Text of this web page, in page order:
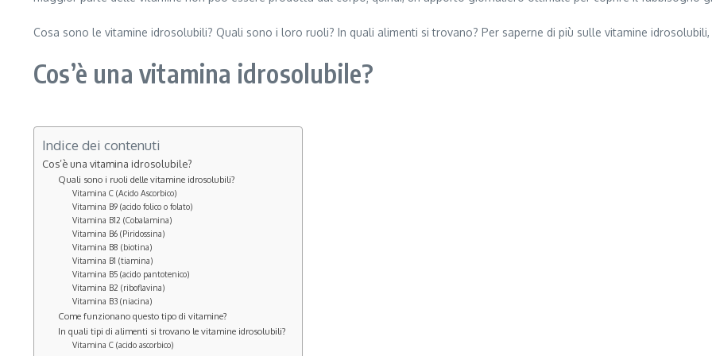
Cosa sono le vitamine idrosolubili? Quali sono i loro ruoli? In quali alimenti si trovano? Per saperne di più sulle vitamine
Cos’è una vitamina idrosolubile?
Indice dei contenuti
Cos’è una vitamina idrosolubile?
Quali sono i ruoli delle vitamine idrosolubili?
Vitamina C (Acido Ascorbico)
Vitamina B9 (acido folico o folato)
Vitamina B12 (Cobalamina)
Vitamina B6 (Piridossina)
Vitamina B8 (biotina)
Vitamina B1 (tiamina)
Vitamina B5 (acido pantotenico)
Vitamina B2 (riboflavina)
Vitamina B3 (niacina)
Come funzionano questo tipo di vitamine?
In quali tipi di alimenti si trovano le vitamine idrosolubili?
Vitamina C (acido ascorbico)